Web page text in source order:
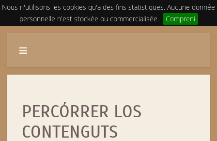
Nous n'utilisons les cookies qu'a des fins statistiques. Aucune donnée
personnelle n'est stockée ou commercialisée.
Compreni
PERCÓRRER LOS
CONTENGUTS